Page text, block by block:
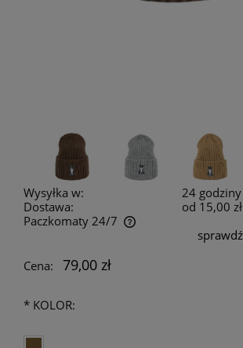
Wysyłka w:
24 godziny
Dostawa:
od 15,00 zł
Paczkomaty 24/7
Cena nie zawiera ewentualnych kosztów
Cena:
79,00 zł
* KOLOR: